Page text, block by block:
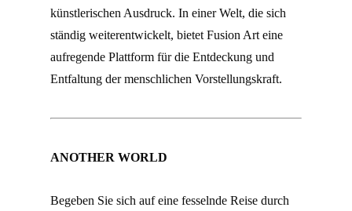
künstlerischen Ausdruck. In einer Welt, die sich
ständig weiterentwickelt, bietet Fusion Art eine
aufregende Plattform für die Entdeckung und
Entfaltung der menschlichen Vorstellungskraft.
ANOTHER WORLD
Begeben Sie sich auf eine fesselnde Reise durch